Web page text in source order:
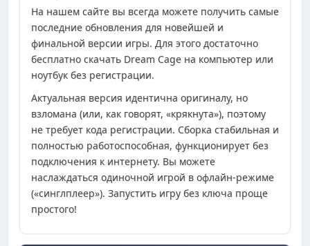
На нашем сайте вы всегда можете получить самые
последние обновления для новейшей и
финальной версии игры. Для этого достаточно
бесплатно скачать Dream Cage на компьютер или
ноутбук без регистрации.
Актуальная версия идентична оригиналу, но
взломана (или, как говорят, «крякнута»), поэтому
не требует кода регистрации. Сборка стабильная и
полностью работоспособная, функционирует без
подключения к интернету. Вы можете
наслаждаться одиночной игрой в офлайн-режиме
(«синглплеер»). Запустить игру без ключа проще
простого!